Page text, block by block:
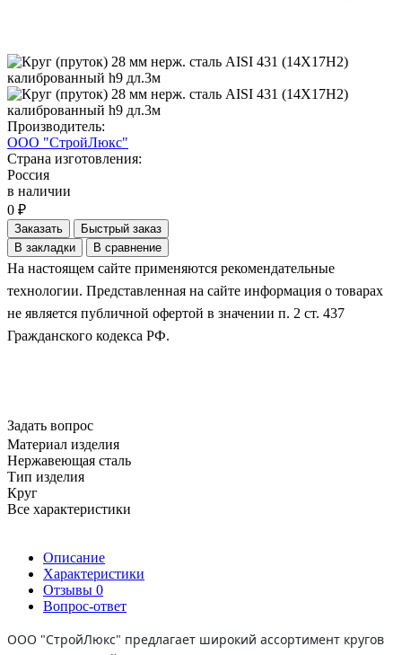
Производитель:
ООО "СтройЛюкс"
Страна изготовления:
Россия
в наличии
0 ₽
Заказать
Быстрый заказ
В закладки
В сравнение
На настоящем сайте применяются рекомендательные
технологии. Представленная на сайте информация о товарах
не является публичной офертой в значении п. 2 ст. 437
Гражданского кодекса РФ.
Задать вопрос
Материал изделия
Нержавеющая сталь
Тип изделия
Круг
Все характеристики
Описание
Характеристики
Отзывы 0
Вопрос-ответ
ООО "СтройЛюкс" предлагает широкий ассортимент кругов